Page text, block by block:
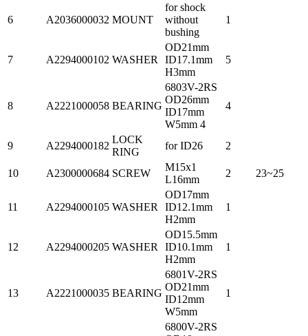
6 A2036000032 MOUNT
for shock
without
bushing
1
7 A2294000102 WASHER
OD21mm
ID17.1mm
H3mm
5
8 A2221000058 BEARING
6803V-2RS
OD26mm
ID17mm
W5mm 4
4
9 A2294000182
LOCK
RING
for ID26 2
10 A2300000684 SCREW
M15x1
L16mm
2 23~25
11 A2294000105 WASHER
OD17mm
ID12.1mm
H2mm
1
12 A2294000205 WASHER
OD15.5mm
ID10.1mm
H2mm
1
13 A2221000035 BEARING
6801V-2RS
OD21mm
ID12mm
W5mm
1
6800V-2RS